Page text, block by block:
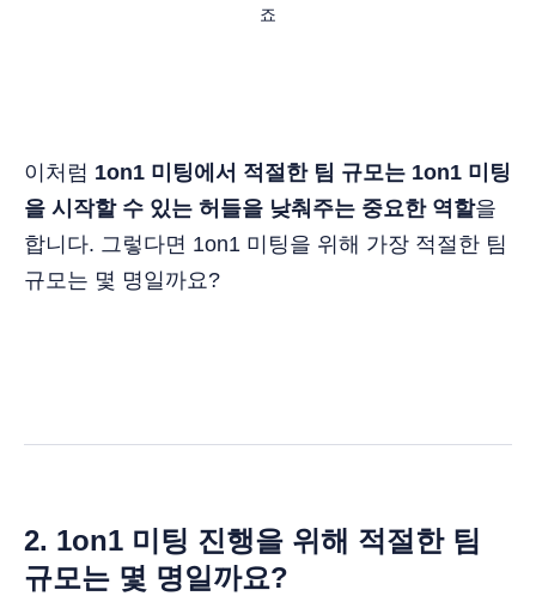
죠
이처럼 1on1 미팅에서 적절한 팀 규모는 1on1 미팅
을 시작할 수 있는 허들을 낮춰주는 중요한 역할을
합니다. 그렇다면 1on1 미팅을 위해 가장 적절한 팀
규모는 몇 명일까요?
2. 1on1 미팅 진행을 위해 적절한 팀
규모는 몇 명일까요?